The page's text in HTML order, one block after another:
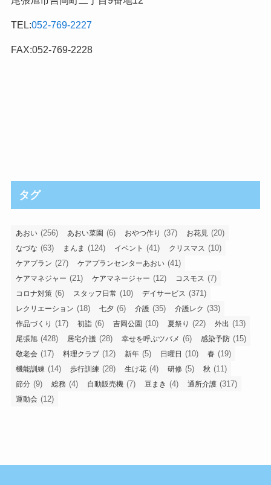
TEL:052-769-2227
FAX:052-769-2228
タグ
あおい (256) あおい菜園 (6) おやつ作り (37) お花見 (20)
なづな (63) まんま (124) イベント (41) クリスマス (10)
ケアプラン (27) ケアプランセンターあおい (41)
ケアマネジャー (21) ケアマネージャー (12) コスモス (7)
コロナ対策 (6) スタッフ日常 (10) デイサービス (371)
レクリエーション (18) 七夕 (6) 介護 (35) 介護レク (33)
作品づくり (17) 初詣 (6) 吉岡公園 (10) 夏祭り (22) 外出 (13)
尾張旭 (428) 居宅介護 (28) 幸せを呼ぶツバメ (6) 感染予防 (15)
敬老会 (17) 料理クラブ (12) 新年 (5) 日曜日 (10) 春 (19)
機能訓練 (14) 歩行訓練 (28) 生け花 (4) 研修 (5) 秋 (11)
節分 (9) 総務 (4) 自動販売機 (7) 豆まき (4) 通所介護 (317)
運動会 (12)